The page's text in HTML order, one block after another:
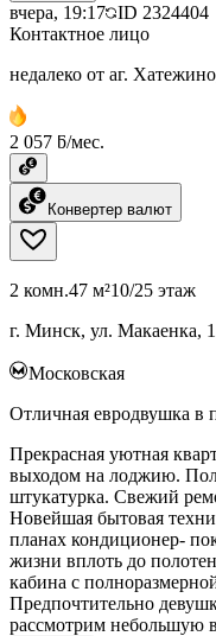
вчера, 19:17 ID 2324404
Контактное лицо
недалеко от аг.
2 057 ƃ/мес.
Конвертер валют
2 комн.47 м²10/25 этаж
г. Минск, ул. Макаенка,
Московская
Отличная евродвушка в
Прекрасная уютная
выходом на лоджию.
штукатурка. Свежий
Новейшая бытовая
планах кондиционер-
жизни вплоть до
кабина с
Предпочтительно
рассмотрим небольшую